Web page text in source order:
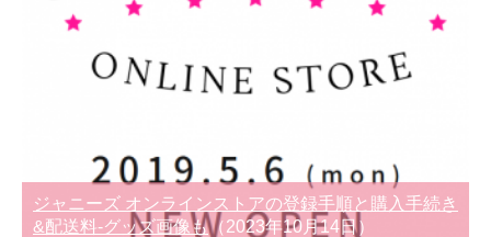
ジャニーズ オンラインストアの登録手順と購入手続き
&配送料-グッズ画像も（2023年10月14日）